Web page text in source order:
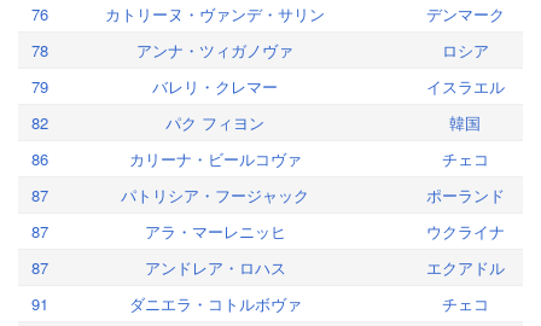
76
カトリーヌ・ヴァンデ・サリン
デンマーク
78
アンナ・ツィガノヴァ
ロシア
79
バレリ・クレマー
イスラエル
82
パク フィヨン
韓国
86
カリーナ・ビールコヴァ
チェコ
87
パトリシア・フージャック
ポーランド
87
アラ・マーレニッヒ
ウクライナ
87
アンドレア・ロハス
エクアドル
91
ダニエラ・コトルボヴァ
チェコ